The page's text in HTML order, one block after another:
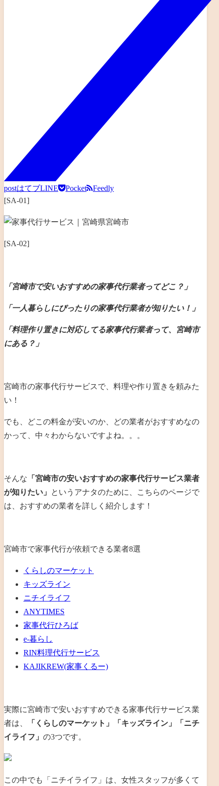
postはてブLINE Pocket
Feedly
[SA-01]
[SA-02]
「宮崎市で安いおすすめの家事代行業者ってどこ？」
「一人暮らしにぴったりの家事代行業者が知りたい！」
「料理作り置きに対応してる家事代行業者って、宮崎市
にある？」
宮崎市の家事代行サービスで、料理や作り置きを頼みた
い！
でも、どこの料金が安いのか、どの業者がおすすめなの
かって、中々わからないですよね。。。
そんな 「宮崎市の安いおすすめの家事代行サービス業者
が知りたい」
というアナタのために、こちらのページで
は、おすすめの業者を詳しく紹介します！
宮崎市で家事代行が依頼できる業者8選
くらしのマーケット
キッズライン
ニチイライフ
ANYTIMES
家事代行ひろば
e-暮らし
RIN料理代行サービス
KAJIKREW(家事くるー)
実際に宮崎市で安いおすすめできる家事代行サービス業
者は、
「くらしのマーケット」「キッズライン」「ニチ
イライフ」 の3つです。
この中でも「ニチイライフ」は、 女性スタッフが多くて